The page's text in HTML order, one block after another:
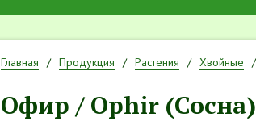
Главная Продукция Растения Хвойные
Офир / Ophir (Сосна)